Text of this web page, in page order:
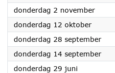
donderdag 2 november2023
donderdag 12 oktober2023
donderdag 28 september2023
donderdag 14 september2023
donderdag 29 juni